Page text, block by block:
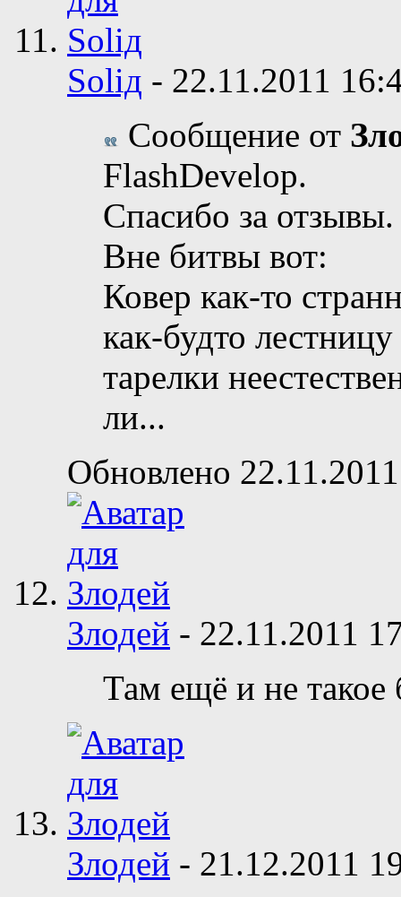
Soliд - 22.11.2011
Сообщение от
FlashDevelop.
Спасибо за отзывы.
Вне битвы вот:
Ковер как-то
как-будто
тарелки
ли...
Обновлено
Злодей - 22.11.2011
Там ещё и не такое
Злодей - 21.12.2011